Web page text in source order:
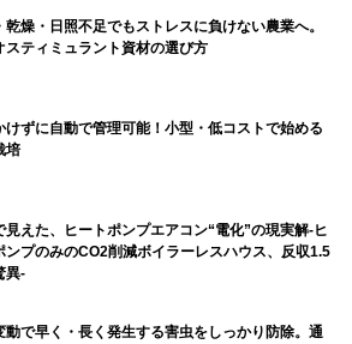
乾燥・日照不足でもストレスに負けない農業へ。
スティミュラント資材の選び方
けずに自動で管理可能！小型・低コストで始める
培
見えた、ヒートポンプエアコン“電化”の現実解-ヒ
ンプのみのCO2削減ボイラーレスハウス、反収1.5
異-
動で早く・長く発生する害虫をしっかり防除。通